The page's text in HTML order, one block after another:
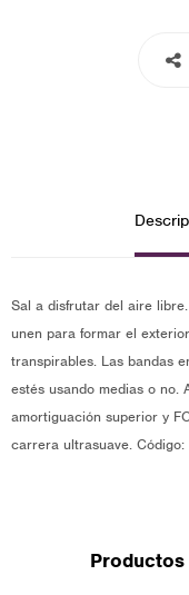
Sal a disfrutar del aire
unen para formar el
transpirables. Las bandas
estés usando medias o no.
amortiguación superior y
carrera ultrasuave. Código: